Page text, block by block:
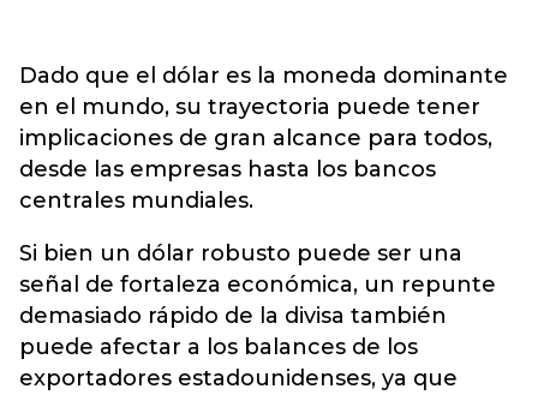
Dado que el dólar es la moneda dominante
en el mundo, su trayectoria puede tener
implicaciones de gran alcance para todos,
desde las empresas hasta los bancos
centrales mundiales.
Si bien un dólar robusto puede ser una
señal de fortaleza económica, un repunte
demasiado rápido de la divisa también
puede afectar a los balances de los
exportadores estadounidenses, ya que